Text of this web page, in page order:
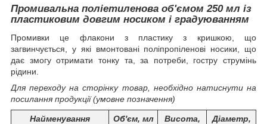
Промивальна поліетиленова об'ємом 250 мл із
пластиковим довгим носиком і градуюванням
Промивки це флакони з пластику з кришкою, що
загвинчується, у які вмонтовані поліпропіленові носики, що
дає змогу отримати тонку та, за потреби, гостру струмінь
рідини.
Для переходу на сторінку товар, необхідно натиснути на
посилання продукції (умовне позначення)
Найменування Об'єм, мл
Висота,
Діаметр,